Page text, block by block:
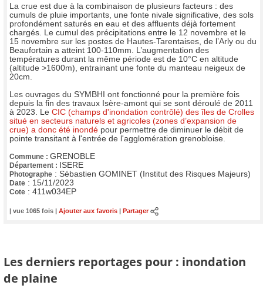
La crue est due à la combinaison de plusieurs facteurs : des
cumuls de pluie importants, une fonte nivale significative, des sols
profondément saturés en eau et des affluents déjà fortement
chargés. Le cumul des précipitations entre le 12 novembre et le
15 novembre sur les postes de Hautes-Tarentaises, de l’Arly ou du
Beaufortain a atteint 100-110mm. L’augmentation des
températures durant la même période est de 10°C en altitude
(altitude >1600m), entrainant une fonte du manteau neigeux de
20cm.
Les ouvrages du SYMBHI ont fonctionné pour la première fois
depuis la fin des travaux Isère-amont qui se sont déroulé de 2011
à 2023. Le CIC (champs d'inondation contrôlé) des îles de Crolles
situé en secteurs naturels et agricoles (zones d’expansion de
crue) a donc été inondé pour permettre de diminuer le débit de
pointe transitant à l'entrée de l'agglomération grenobloise.
Commune : GRENOBLE
Département : ISERE
Photographe : Sébastien GOMINET (Institut des Risques Majeurs)
Date : 15/11/2023
Cote : 411w034EP
| vue 1065 fois | Ajouter aux favoris Partager
Les derniers reportages pour : inondation
de plaine